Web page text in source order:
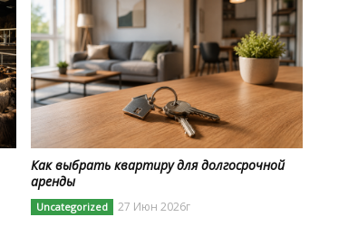
Как выбрать квартиру для долгосрочной
аренды
Uncategorized 27 Июн 2026г